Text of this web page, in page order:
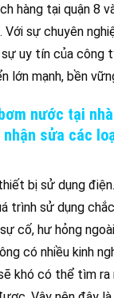
hàng tại quận 8
Với sự chuyên
uy tín của công
lớn mạnh, bền
nước tại
nhận sửa các
bị sử dụng
trình sử dụng
cố, hư hỏng
có nhiều kinh
khó có thể tìm ra